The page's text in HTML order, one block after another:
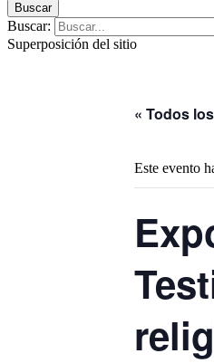
Buscar
Buscar:
Superposición del sitio
« Todos
Este evento